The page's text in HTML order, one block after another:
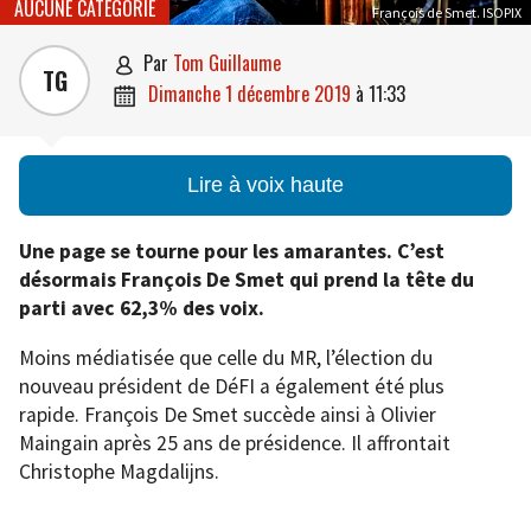
François de Smet. ISOPIX
AUCUNE CATÉGORIE
TG  par Tom Guillaume
 dimanche 1 décembre 2019 à 11:33
Lire à voix haute
Une page se tourne pour les amarantes. C’est
désormais François De Smet qui prend la tête du
parti avec 62,3% des voix.
Moins médiatisée que celle du MR, l’élection du
nouveau président de DéFI a également été plus
rapide. François De Smet succède ainsi à Olivier
Maingain après 25 ans de présidence. Il affrontait
Christophe Magdalijns.